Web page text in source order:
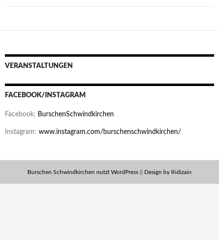
VERANSTALTUNGEN
FACEBOOK/INSTAGRAM
Facebook: BurschenSchwindkirchen
Instagram: www.instagram.com/burschenschwindkirchen/
Burschen Schwindkirchen nutzt WordPress Design by Ridizain